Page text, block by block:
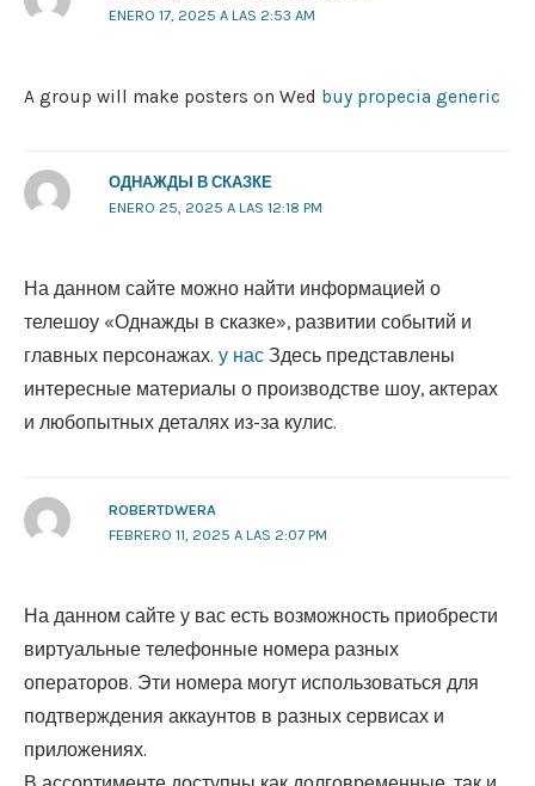
ENERO 17, 2025 A LAS 2:53 AM
A group will make posters on Wed buy propecia generic
ОДНАЖДЫ В СКАЗКЕ
ENERO 25, 2025 A LAS 12:18 PM
На данном сайте можно найти информацией о
телешоу «Однажды в сказке», развитии событий и
главных персонажах. у нас Здесь представлены
интересные материалы о производстве шоу, актерах
и любопытных деталях из-за кулис.
ROBERTDWERA
FEBRERO 11, 2025 A LAS 2:07 PM
На данном сайте у вас есть возможность приобрести
виртуальные телефонные номера разных
операторов. Эти номера могут использоваться для
подтверждения аккаунтов в разных сервисах и
приложениях.